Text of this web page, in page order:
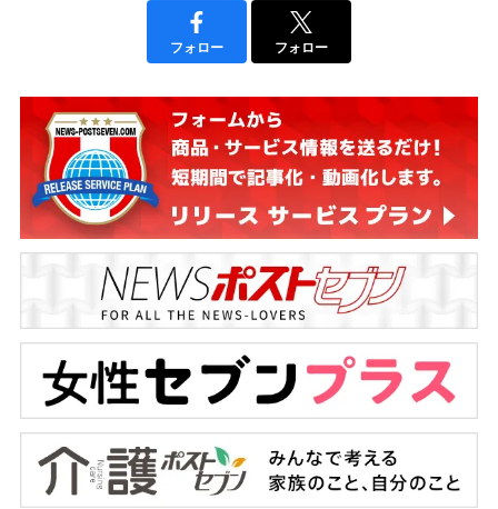
フォロー フォロー